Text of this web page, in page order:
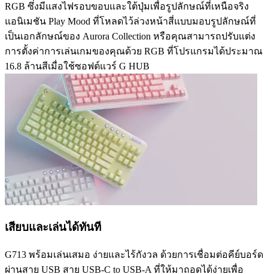
RGB ซึ่งมีแสงไฟรอบขอบและใต้ปุ่มเพื่อรูปลักษณ์ที่เหนือจริง
แอนิเมชัน Play Mood ที่โหลดไว้ล่วงหน้าสี่แบบมอบรูปลักษณ์ที่
เป็นเอกลักษณ์ของ Aurora Collection หรือคุณสามารถปรับแต่ง
การตั้งค่าการเล่นเกมของคุณด้วย RGB ที่โปรแกรมได้ประมาณ
16.8 ล้านสีเมื่อใช้ซอฟต์แวร์ G HUB
เสียบและเล่นได้ทันที
G713 พร้อมเล่นเสมอ ง่ายและไร้กังวล ด้วยการเชื่อมต่อคีย์บอร์ด
ผ่านสาย USB สาย USB-C to USB-A ที่ให้มาถอดได้ง่ายเพื่อ